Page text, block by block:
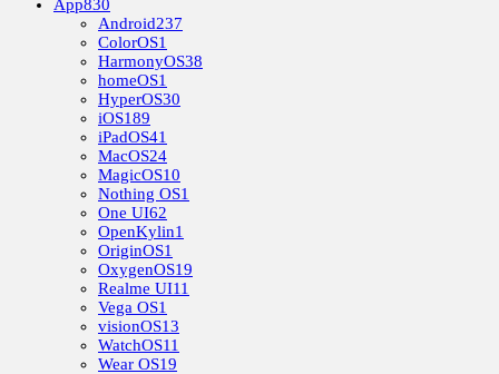
App830
Android237
ColorOS1
HarmonyOS38
homeOS1
HyperOS30
iOS189
iPadOS41
MacOS24
MagicOS10
Nothing OS1
One UI62
OpenKylin1
OriginOS1
OxygenOS19
Realme UI11
Vega OS1
visionOS13
WatchOS11
Wear OS19